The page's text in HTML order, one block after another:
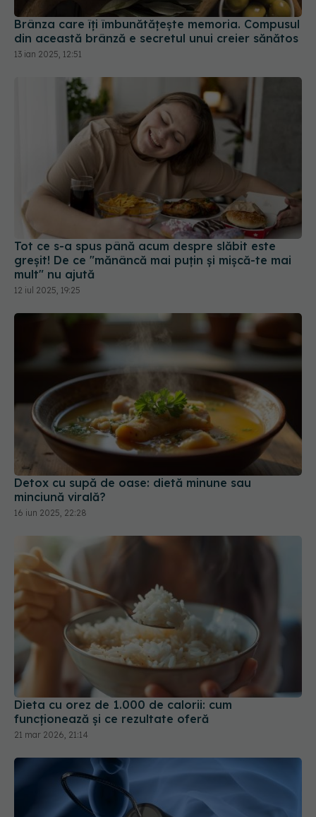
Tot ce s-a spus până acum despre slăbit este
greșit! De ce "mănâncă mai puțin și mișcă-te mai
mult" nu ajută
12 iul 2025, 19:25
Detox cu supă de oase: dietă minune sau
minciună virală?
16 iun 2025, 22:28
Dieta cu orez de 1.000 de calorii: cum
funcționează și ce rezultate oferă
21 mar 2026, 21:14